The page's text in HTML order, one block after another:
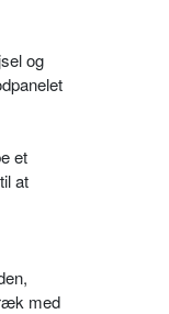
og
et
at
med